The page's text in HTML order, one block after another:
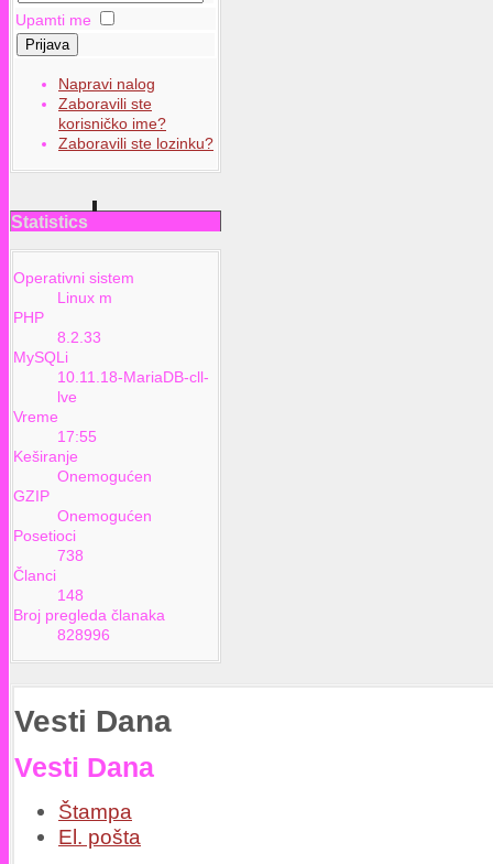
Upamti me
Prijava
Napravi nalog
Zaboravili ste
korisničko ime?
Zaboravili ste lozinku?
Statistics
Operativni sistem
Linux m
PHP
8.2.33
MySQLi
10.11.18-MariaDB-cll-
lve
Vreme
17:55
Keširanje
Onemogućen
GZIP
Onemogućen
Posetioci
738
Članci
148
Broj pregleda članaka
828996
Vesti Dana
Vesti Dana
Štampa
El. pošta